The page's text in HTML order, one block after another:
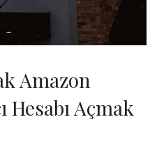
Amazon
Hesabı Açmak